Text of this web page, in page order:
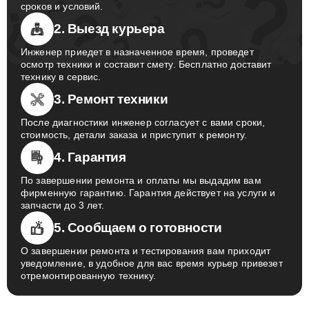
сроков и условий.
2. Выезд курьера
Инженер приедет в назначенное время, проведет
осмотр техники и составит смету. Бесплатно доставит
технику в сервис.
3. Ремонт техники
После диагностики инженер согласует с вами сроки,
стоимость, детали заказа и приступит к ремонту.
4. Гарантия
По завершении ремонта и оплаты мы выдадим вам
фирменную гарантию. Гарантия действует на услуги и
запчасти до 3 лет.
5. Сообщаем о готовности
О завершении ремонта и тестирования вам приходит
уведомление, в удобное для вас время курьер привезет
отремонтированную технику.